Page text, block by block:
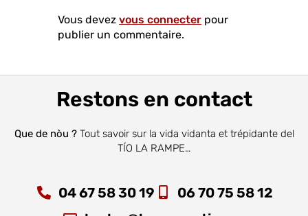
Vous devez vous connecter pour
publier un commentaire.
Restons en contact
Que de nòu ?Tout savoir sur la vida vidanta et trépidante del
TÍO LA RAMPE…
04 67 58 30 19
06 70 75 58 12